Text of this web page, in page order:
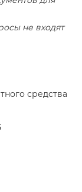
не входят
средства